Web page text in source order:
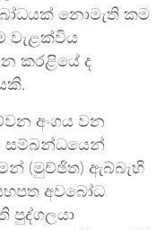
නොමැති කම
වැළක්විය
කරළියේ ද
අංගය වන
සම්බන්ධයෙන්
(මුච්ඡිත) ඇබ්බැහි
අවබෝධ
පුද්ගලයා